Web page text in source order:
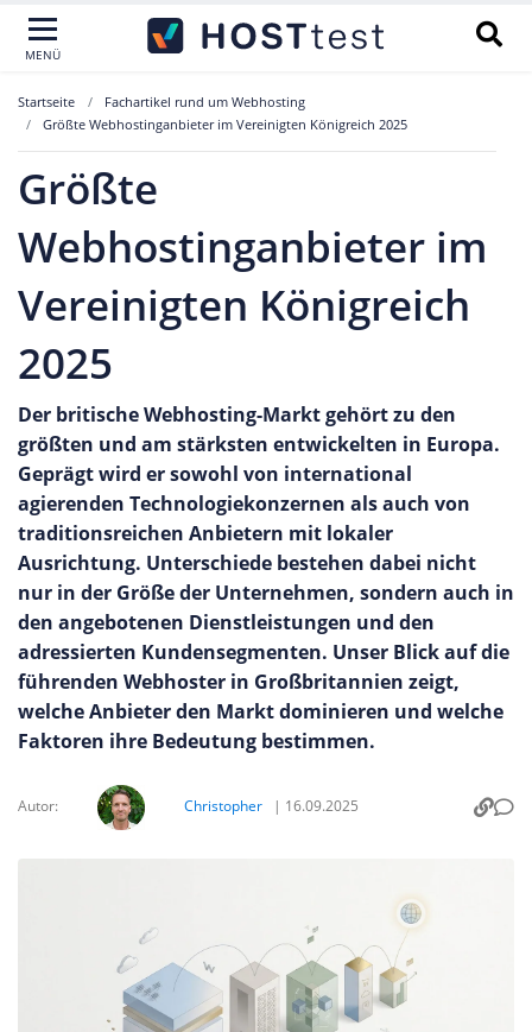
MENÜ
Startseite
Fachartikel rund um Webhosting
Größte Webhostinganbieter im Vereinigten Königreich 2025
Größte
Webhostinganbieter im
Vereinigten Königreich
2025
Der britische Webhosting-Markt gehört zu den
größten und am stärksten entwickelten in Europa.
Geprägt wird er sowohl von international
agierenden Technologiekonzernen als auch von
traditionsreichen Anbietern mit lokaler
Ausrichtung. Unterschiede bestehen dabei nicht
nur in der Größe der Unternehmen, sondern auch in
den angebotenen Dienstleistungen und den
adressierten Kundensegmenten. Unser Blick auf die
führenden Webhoster in Großbritannien zeigt,
welche Anbieter den Markt dominieren und welche
Faktoren ihre Bedeutung bestimmen.
Autor: Christopher | 16.09.2025